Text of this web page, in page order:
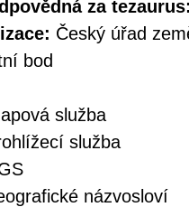
za
Český úřad
bod
služba
služba
názvosloví